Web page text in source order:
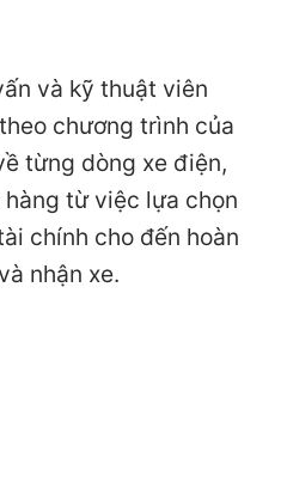
và kỹ thuật viên
chương trình của
từng dòng xe điện,
từ việc lựa chọn
chính cho đến hoàn
nhận xe.